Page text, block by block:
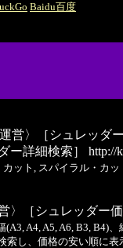
Baidu百度
運営〉［シュレッダ
ー詳細検索］ http://
ット, スパイラル・カ
〉［シュレッダー価
A4, A5, A6, B3, B4)
索し、価格の安い順に表